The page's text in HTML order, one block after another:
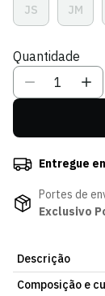
JSVariante
Esgotada
Indisponível
JM
Quantidade
Entregue
Portes de
Exclusivo
Descrição
A t-shirt de
Composição e